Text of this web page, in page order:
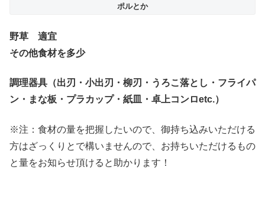
ポルとか
野草 適宜
その他食材を多少
調理器具（出刃・小出刃・柳刃・うろこ落とし・フライパ
ン・まな板・プラカップ・紙皿・卓上コンロetc.）
※注：食材の量を把握したいので、御持ち込みいただける
方はざっくりとで構いませんので、お持ちいただけるもの
と量をお知らせ頂けると助かります！